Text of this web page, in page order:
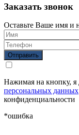
Заказать звонок
Оставьте Ваше имя и
Нажимая на кнопку, я
персональных данных
конфиденциальности
*ошибка